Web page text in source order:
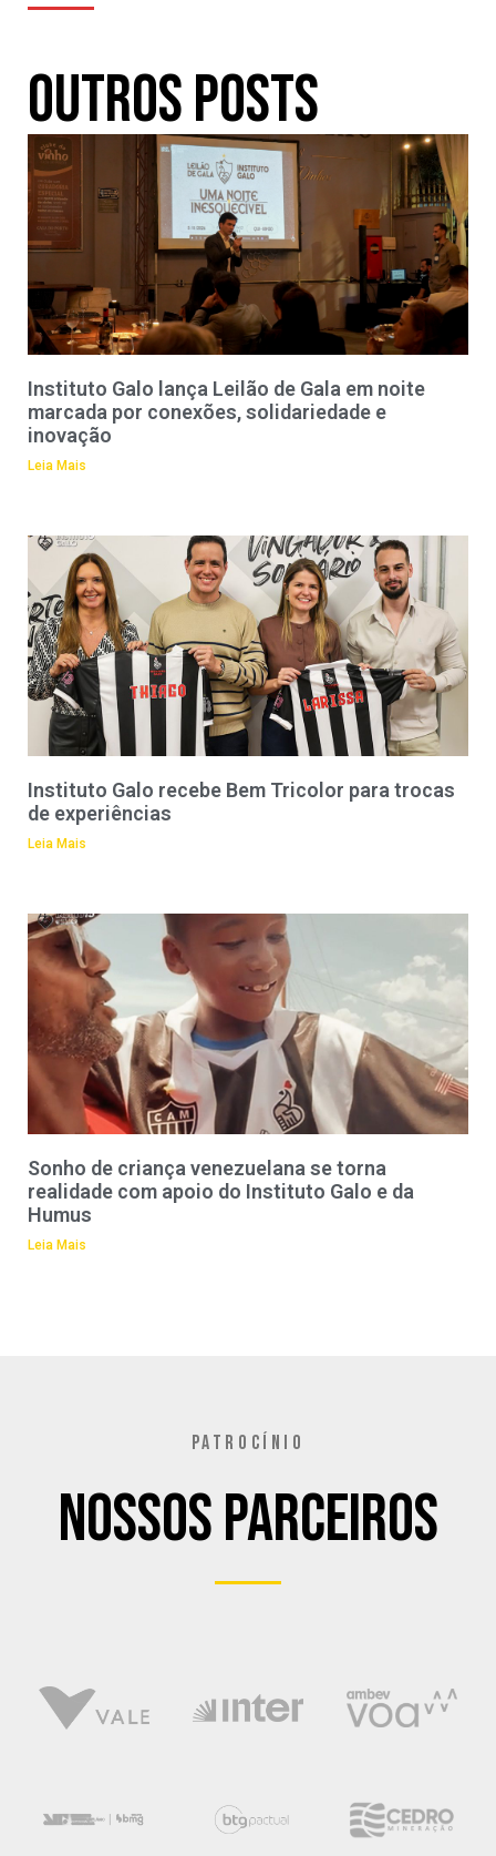
Outros Posts
Instituto Galo lança Leilão de Gala em noite
marcada por conexões, solidariedade e
inovação
Leia Mais
Instituto Galo recebe Bem Tricolor para trocas
de experiências
Leia Mais
Sonho de criança venezuelana se torna
realidade com apoio do Instituto Galo e da
Humus
Leia Mais
PATROCÍNIO
Nossos Parceiros